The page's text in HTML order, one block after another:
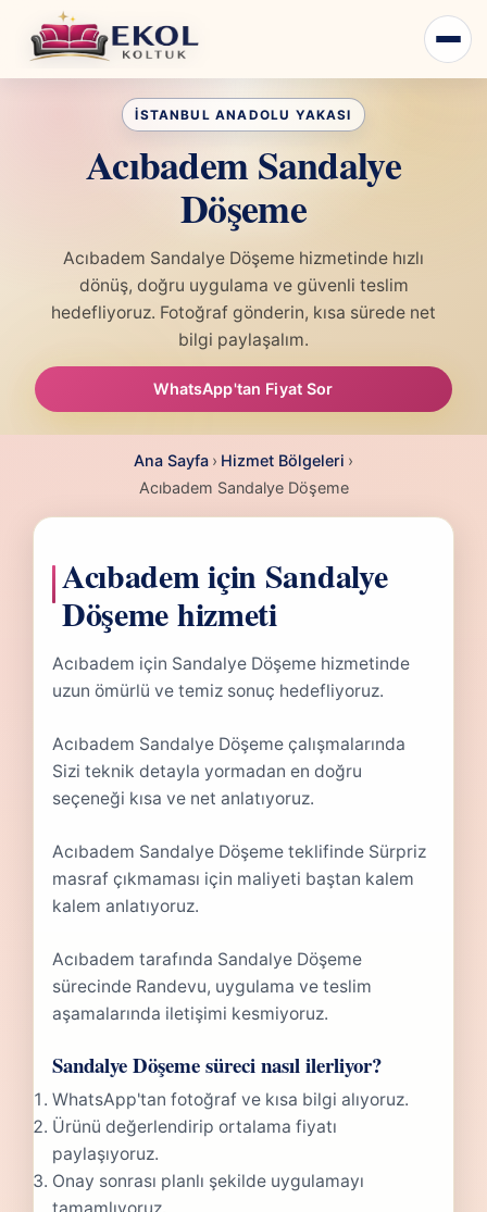
Acıbadem Sandalye
Döşeme
Acıbadem Sandalye Döşeme hizmetinde hızlı
dönüş, doğru uygulama ve güvenli teslim
hedefliyoruz. Fotoğraf gönderin, kısa sürede net
bilgi paylaşalım.
WhatsApp'tan Fiyat Sor
Ana Sayfa › Hizmet Bölgeleri ›
Acıbadem Sandalye Döşeme
Acıbadem için Sandalye
Döşeme hizmeti
Acıbadem için Sandalye Döşeme hizmetinde
uzun ömürlü ve temiz sonuç hedefliyoruz.
Acıbadem Sandalye Döşeme çalışmalarında
Sizi teknik detayla yormadan en doğru
seçeneği kısa ve net anlatıyoruz.
Acıbadem Sandalye Döşeme teklifinde Sürpriz
masraf çıkmaması için maliyeti baştan kalem
kalem anlatıyoruz.
Acıbadem tarafında Sandalye Döşeme
sürecinde Randevu, uygulama ve teslim
aşamalarında iletişimi kesmiyoruz.
Sandalye Döşeme süreci nasıl ilerliyor?
WhatsApp'tan fotoğraf ve kısa bilgi alıyoruz.
Ürünü değerlendirip ortalama fiyatı
paylaşıyoruz.
Onay sonrası planlı şekilde uygulamayı